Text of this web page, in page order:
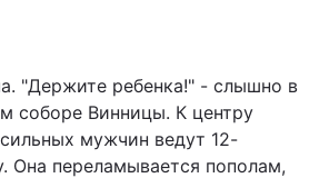
"Держите ребенка!" - слышно в
соборе Винницы. К центру
мужчин ведут 12-
Она переламывается пополам,